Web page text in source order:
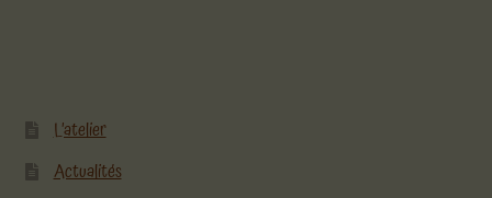
L’atelier
Actualités